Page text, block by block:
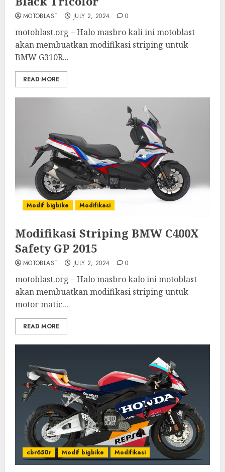
MOTOBLAST JULY 2, 2024 0
motoblast.org – Halo masbro kali ini motoblast
akan membuatkan modifikasi striping untuk
BMW G310R...
READ MORE
Modif bigbike Modifikasi
Modifikasi Striping BMW C400X
Safety GP 2015
MOTOBLAST JULY 2, 2024 0
motoblast.org – Halo masbro kalo ini motoblast
akan membuatkan modifikasi striping untuk
motor matic...
READ MORE
cbr650r Modif bigbike Modifikasi